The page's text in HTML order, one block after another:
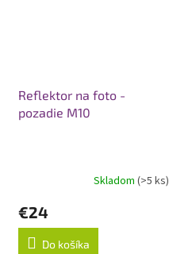
Reflektor na foto -
pozadie M10
Skladom (>5 ks)
€24
Do košíka